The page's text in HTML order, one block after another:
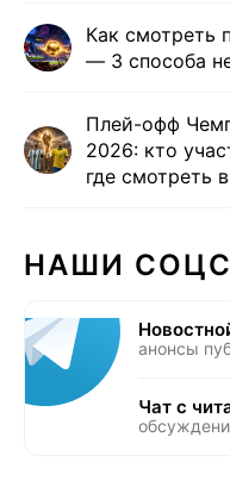
Как смотреть
— 3 способа
Плей-офф
2026: кто
где смотреть
НАШИ
анонсы
Чат с